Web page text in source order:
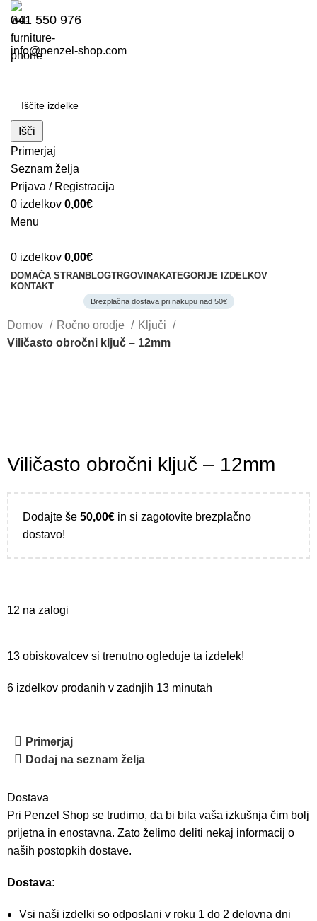
041 550 976
info@penzel-shop.com
Išči
Primerjaj
Seznam želja
Prijava / Registracija
0 izdelkov 0,00€
Menu
0 izdelkov 0,00€
DOMAČA STRAN BLOGTRGOVINAKATEGORIJE IZDELKOV
KONTAKT
Brezplačna dostava pri nakupu nad 50€
Domov Ročno orodje
Ključi
Viličasto obročni ključ – 12mm
Viličasto obročni ključ – 12mm
Dodajte še50,00€ in si zagotovite brezplačno
dostavo!
12 na zalogi
13 obiskovalcev si trenutno ogleduje ta izdelek!
6 izdelkov prodanih v zadnjih 13 minutah
Primerjaj
Dodaj na seznam želja
Dostava
Pri Penzel Shop se trudimo, da bi bila vaša izkušnja čim bolj
prijetna in enostavna. Zato želimo deliti nekaj informacij o
naših postopkih dostave.
Dostava:
Vsi naši izdelki so odposlani v roku 1 do 2 delovna dni